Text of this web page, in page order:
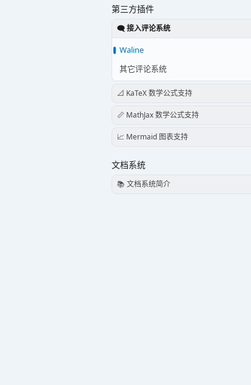
第三方插件
🗨️ 接入评论系统
Waline
其它评论系统
📐 KaTeX 数学公式支持
📏 MathJax 数学公式支持
📈 Mermaid 图表支持
文档系统
📚 文档系统简介